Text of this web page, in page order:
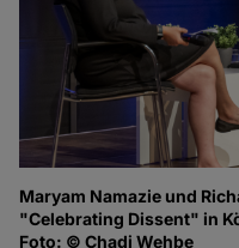
Maryam Namazie und
"Celebrating Dissent" in
Foto: © Chadi Wehbe